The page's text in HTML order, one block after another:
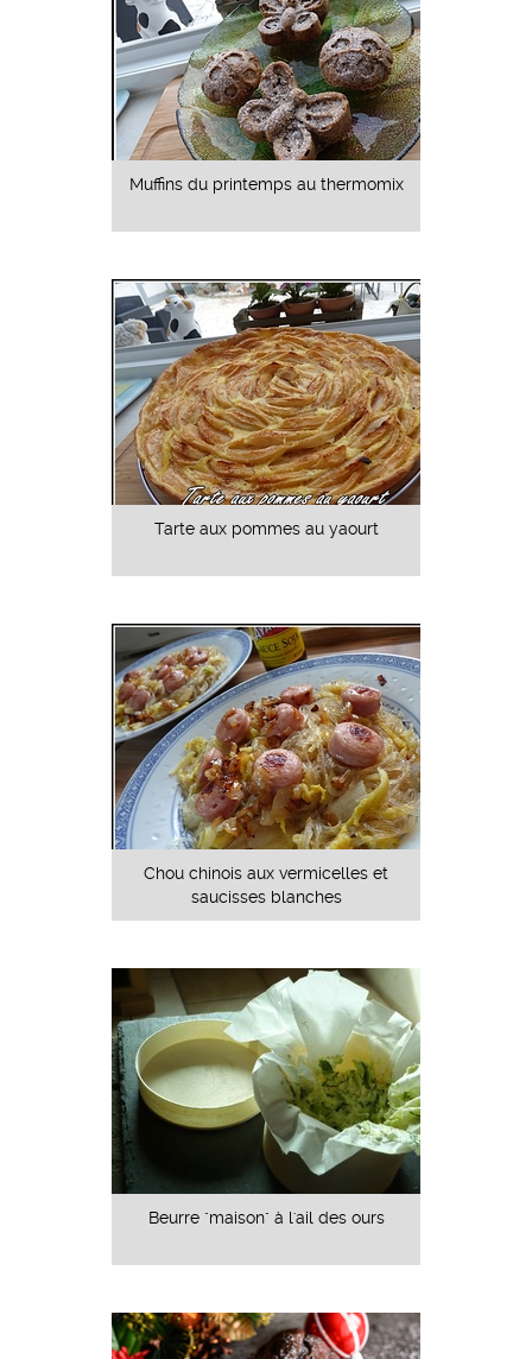
Muffins du printemps au thermomix
Tarte aux pommes au yaourt
Chou chinois aux vermicelles et
saucisses blanches
Beurre "maison" à l'ail des ours